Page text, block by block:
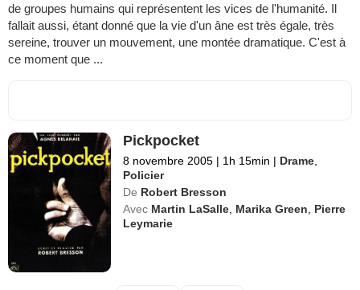
de groupes humains qui représentent les vices de l'humanité. Il
fallait aussi, étant donné que la vie d'un âne est très égale, très
sereine, trouver un mouvement, une montée dramatique. C'est à
ce moment que ...
Pickpocket
8 novembre 2005 | 1h 15min | Drame
Policier
De Robert Bresson
Avec Martin LaSalle Marika Green
Pierre
Leymarie